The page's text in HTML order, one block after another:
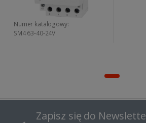
Numer katalogowy:
SM4 63-40-24V
Zapisz się do